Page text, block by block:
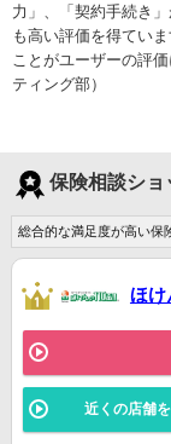
力」、「契約手続き
も高い評価を得てい
ことがユーザーの評
ティング部）
保険相談ショ
総合的な満足度が高い保
ほけ
近くの店舗